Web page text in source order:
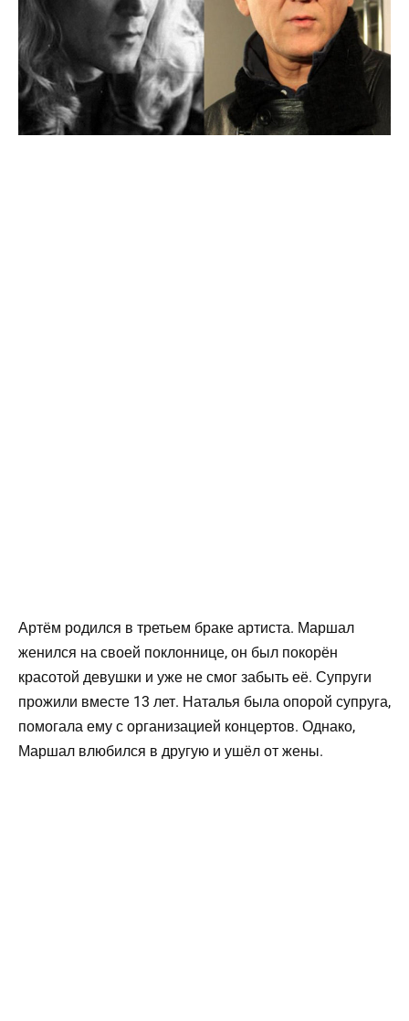
Артём родился в третьем браке артиста. Маршал
женился на своей поклоннице, он был покорён
красотой девушки и уже не смог забыть её. Супруги
прожили вместе 13 лет. Наталья была опорой супруга,
помогала ему с организацией концертов. Однако,
Маршал влюбился в другую и ушёл от жены.